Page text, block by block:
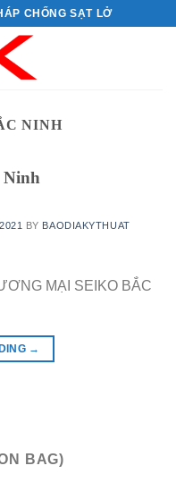
CHỐNG SẠT LỞ
NINH
Ninh
BY BAODIAKYTHUAT
MẠI SEIKO BẮC
→
BAG)